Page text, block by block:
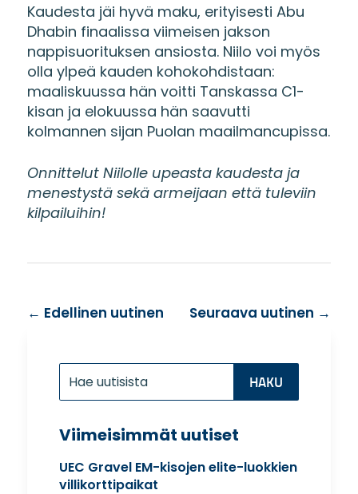
Kaudesta jäi hyvä maku, erityisesti Abu
Dhabin finaalissa viimeisen jakson
nappisuorituksen ansiosta. Niilo voi myös
olla ylpeä kauden kohokohdistaan:
maaliskuussa hän voitti Tanskassa C1-
kisan ja elokuussa hän saavutti
kolmannen sijan Puolan maailmancupissa.
Onnittelut Niilolle upeasta kaudesta ja
menestystä sekä armeijaan että tuleviin
kilpailuihin!
← Edellinen uutinen Seuraava uutinen →
Etsi:
for...
Viimeisimmät uutiset
UEC Gravel EM-kisojen elite-luokkien
villikorttipaikat